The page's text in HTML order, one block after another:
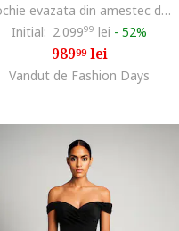
Rochie evazata din amestec de in cu slit lateral adanc Chimera, Albastru royal
Initial: 2.09999 lei - 52%
98999lei
Vandut de Fashion Days